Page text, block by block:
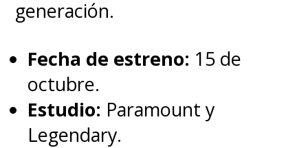
de EE.UU. y Canadá un día
disponible en formato digital el
22 de junio. Además,
estrenará en Blu-Ray y DVD en
generación.
Fecha de estreno: 15 de
octubre.
Estudio: Paramount y
Legendary.